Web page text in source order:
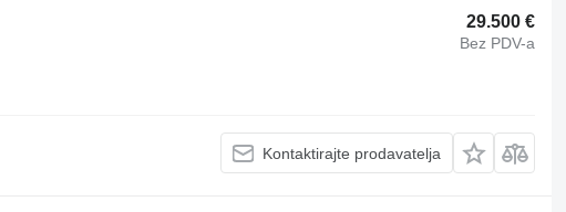
29.500 €
Bez PDV-a
Kontaktirajte prodavatelja